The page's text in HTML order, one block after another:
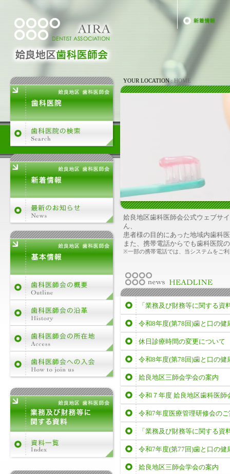
YOUR LOCATION: HOME
姶良地区歯科医師会公式ウェブサ
ん、
患者様の目的にあった地域内歯科
また、携帯電話からでも歯科医院
※一部の携帯電話では、当システムをご
「業務及び財務等に関する資
令和8年度(第78回)歯と口の
休日診療時間の変更について
令和8年度(第78回)歯と口の
姶良地区三師会学会の案内
令和７年度 姶良地区歯科医師
令和7年度医療管理研修会の
「業務及び財務等に関する資
令和7年度(第77回)歯と口の
姶良地区三師会学会の案内